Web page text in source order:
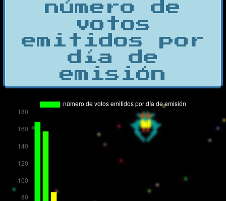
número de
votos
emitidos por
día de
emisión